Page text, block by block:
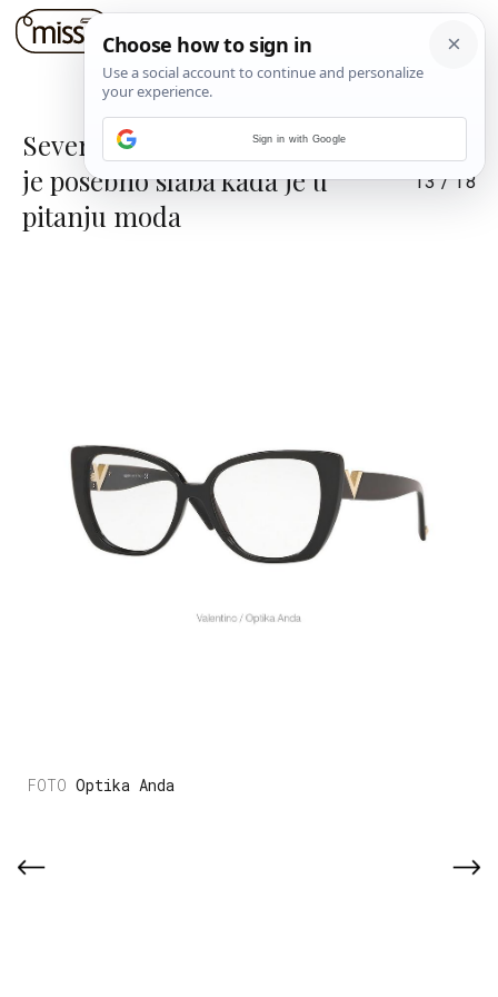
Severina nam je otkrila na što
je posebno slaba kada je u
pitanju moda
13/18
Optika Anda
Sign in with Google